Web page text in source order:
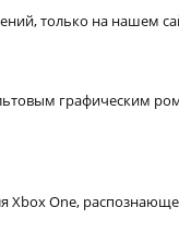
только на нашем
графическим
Xbox One,